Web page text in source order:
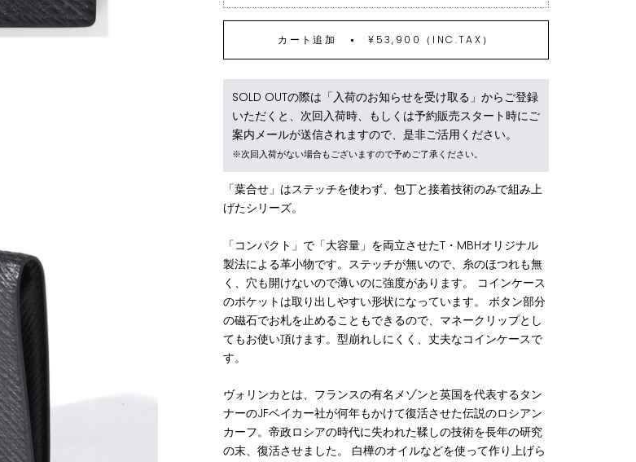
カート追加 ¥53,900（INC.TAX）
SOLD OUTの際は「入荷のお知らせを受け取る」からご登録
いただくと、次回入荷時、もしくは予約販売スタート時にご
案内メールが送信されますので、是非ご活用ください。
※次回入荷がない場合もございますので予めご了承ください。
「葉合せ」はステッチを使わず、包丁と接着技術のみで組み上
げたシリーズ。
「コンパクト」で「大容量」を両立させたT・MBHオリジナル
製法による革小物です。ステッチが無いので、糸のほつれも無
く、穴も開けないので薄いのに強度があります。 コインケース
のポケットは取り出しやすい形状になっています。 ボタン部分
の磁石でお札を止めることもできるので、マネークリップとし
てもお使い頂けます。型崩れしにくく、丈夫なコインケースで
す。
ヴォリンカとは、フランスの有名メゾンと英国を代表するタン
ナーのJFベイカー社が何年もかけて復活させた伝説のロシアン
カーフ。帝政ロシアの時代に失われた鞣しの技術を長年の研究
の末、復活させました。 白樺のオイルなどを使って作り上げら